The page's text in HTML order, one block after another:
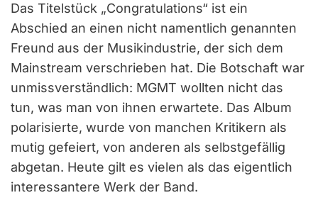
Das Titelstück „Congratulations“ ist ein
Abschied an einen nicht namentlich genannten
Freund aus der Musikindustrie, der sich dem
Mainstream verschrieben hat. Die Botschaft war
unmissverständlich: MGMT wollten nicht das
tun, was man von ihnen erwartete. Das Album
polarisierte, wurde von manchen Kritikern als
mutig gefeiert, von anderen als selbstgefällig
abgetan. Heute gilt es vielen als das eigentlich
interessantere Werk der Band.